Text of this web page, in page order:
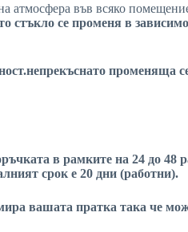
атмосфера във всяко
стъкло се променя в
непрекъснато променяща
в рамките на 24 до
срок е 20 дни (работни).
вашата пратка така че